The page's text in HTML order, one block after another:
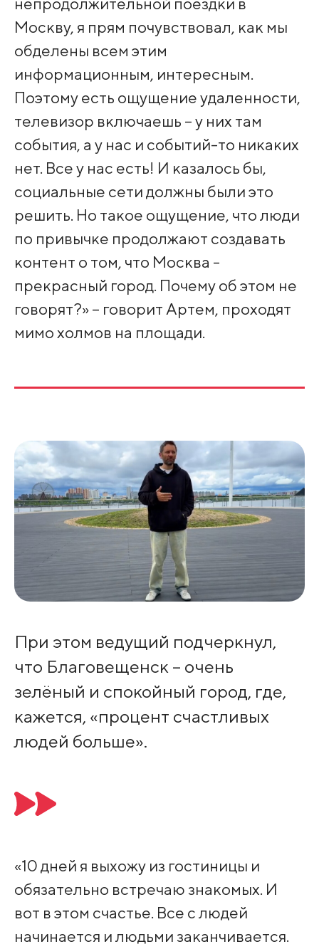
Москву, я прям почувствовал, как мы
обделены всем этим
информационным, интересным.
Поэтому есть ощущение удаленности,
телевизор включаешь – у них там
события, а у нас и событий-то никаких
нет. Все у нас есть! И казалось бы,
социальные сети должны были это
решить. Но такое ощущение, что люди
по привычке продолжают создавать
контент о том, что Москва -
прекрасный город. Почему об этом не
говорят?» – говорит Артем, проходят
мимо холмов на площади.
При этом ведущий подчеркнул,
что Благовещенск – очень
зелёный и спокойный город, где,
кажется, «процент счастливых
людей больше».
«10 дней я выхожу из гостиницы и
обязательно встречаю знакомых. И
вот в этом счастье. Все с людей
начинается и людьми заканчивается.